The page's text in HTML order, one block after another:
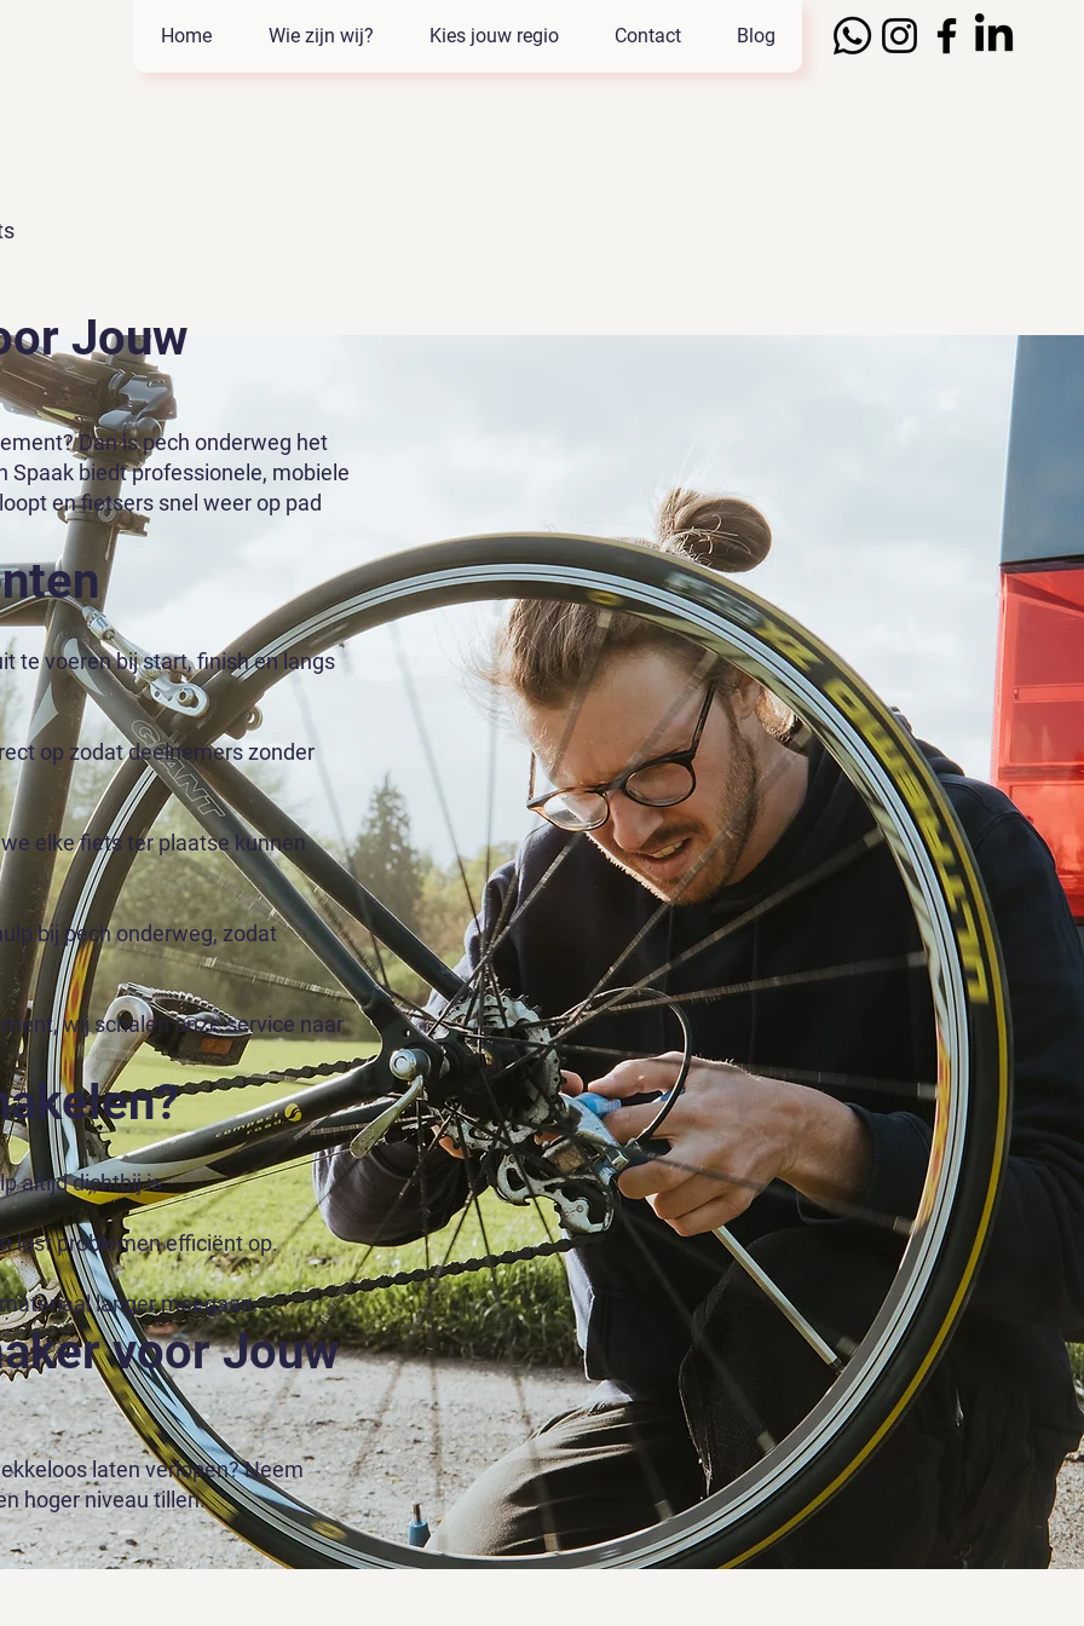
Home Wie zijn wij? Kies jouw regio Contact Blog
Jouw
Dan is pech onderweg het
Spaak biedt professionele, mobiele
en fietsers snel weer op pad
te voeren bij start, finish en langs
op zodat deelnemers zonder
elke fiets ter plaatse kunnen
bij pech onderweg, zodat
wij schalen onze service naar
altijd dichtbij is.
lost problemen efficiënt op.
langer meegaan.
voor Jouw
laten verlopen? Neem
hoger niveau tillen.